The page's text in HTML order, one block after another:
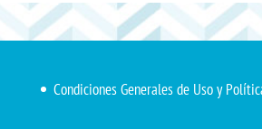
Condiciones Generales de Uso y